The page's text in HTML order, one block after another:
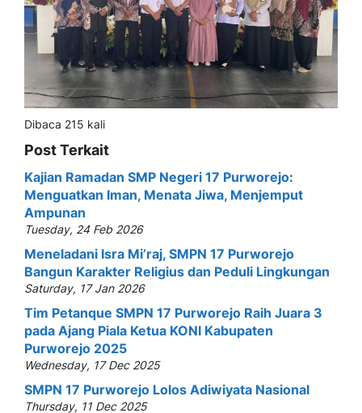
Dibaca 215 kali
Post Terkait
Kajian Ramadan SMP Negeri 17 Purworejo:
Menguatkan Iman, Menata Jiwa, Menjemput
Ampunan
Tuesday, 24 Feb 2026
Meneladani Isra Mi’raj, SMPN 17 Purworejo
Bangun Karakter Religius dan Peduli Lingkungan
Saturday, 17 Jan 2026
Tim Petanque SMPN 17 Purworejo Raih Juara 3
pada Ajang Piala Ketua KONI Kabupaten
Purworejo 2025
Wednesday, 17 Dec 2025
SMPN 17 Purworejo Lolos Adiwiyata Nasional
Thursday, 11 Dec 2025